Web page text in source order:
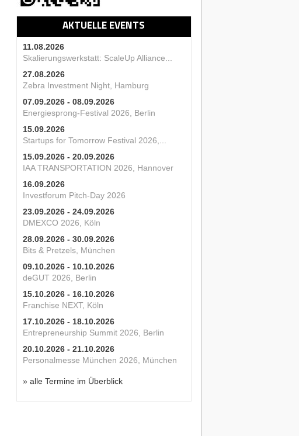
AKTUELLE EVENTS
11.08.2026
Skalierungswerkstatt: ScaleUp Alliance...
27.08.2026
Zebra Investment Night, Hamburg
07.09.2026 - 08.09.2026
Energiesprong-Festival 2026, Berlin
15.09.2026
Startups for Tomorrow Festival 2026,...
15.09.2026 - 20.09.2026
IAA TRANSPORTATION 2026, Hannover
16.09.2026
Investforum Pitch-Day 2026
23.09.2026 - 24.09.2026
DMEXCO 2026, Köln
28.09.2026 - 30.09.2026
Bits & Pretzels, München
09.10.2026 - 10.10.2026
deGUT 2026, Berlin
15.10.2026 - 16.10.2026
Franchise NEXT, Köln
17.10.2026 - 18.10.2026
Entrepreneurship Summit 2026, Berlin
20.10.2026 - 21.10.2026
Personalmesse München 2026, München
» alle Termine im Überblick